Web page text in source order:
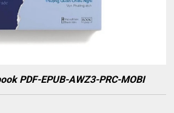
PDF-EPUB-AWZ3-PRC-MOBI